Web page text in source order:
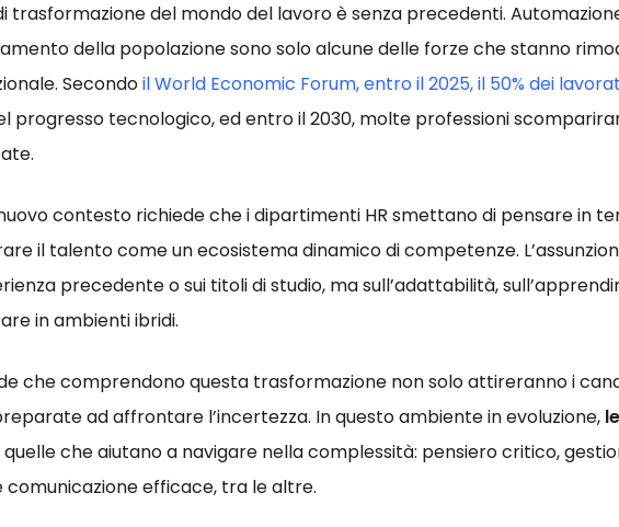
trasformazione del mondo del lavoro è senza precedenti.
della popolazione sono solo alcune delle forze che stanno
Secondoil World Economic Forum, entro il 2025, il 50% dei
progresso tecnologico, ed entro il 2030, molte professioni
contesto richiede che i dipartimenti HR smettano di pensare in
il talento come un ecosistema dinamico di competenze.
precedente o sui titoli di studio, ma sull’adattabilità,
in ambienti ibridi.
che comprendono questa trasformazione non solo attireranno i
ad affrontare l’incertezza. In questo ambiente in evoluzione,
che aiutano a navigare nella complessità: pensiero critico,
comunicazione efficace, tra le altre.